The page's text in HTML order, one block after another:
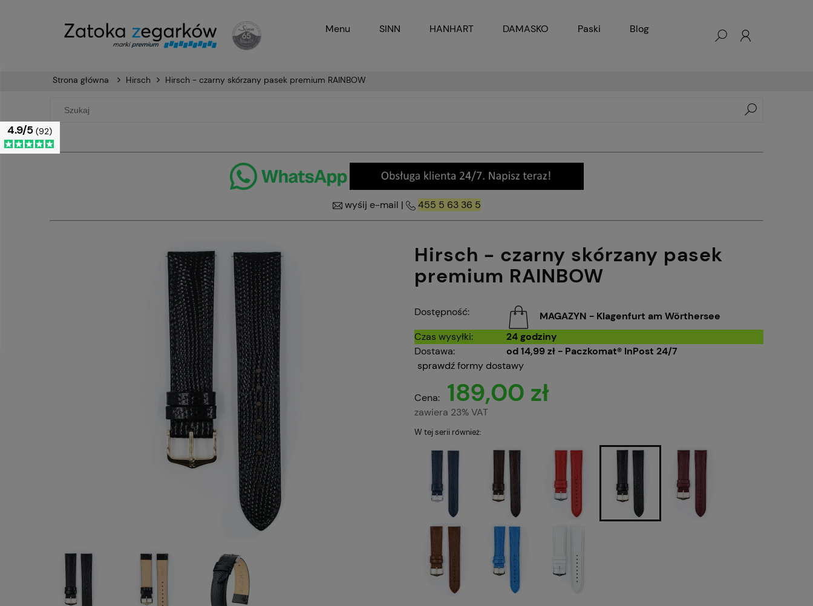
Menu SINN HANHART DAMASKO Paski Blog
Strona główna Hirsch Hirsch - czarny skórzany pasek premium RAINBOW
wyśij e-mail | 455 5 63 36 5
Hirsch - czarny skórzany pasek
premium RAINBOW
Dostępność:
MAGAZYN - Klagenfurt am Wörthersee
Czas wysyłki:
24 godziny
Dostawa:
od 14,99 zł - Paczkomat® InPost 24/7
sprawdź formy dostawy
Cena: 189,00 zł
zawiera 23% VAT
W tej serii również:
4.9/5 (92)